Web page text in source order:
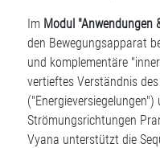
Im Modul "Anwendungen
den Bewegungsapparat
und komplementäre
vertieftes Verständnis
Strömungsrichtungen
Vyana unterstützt die